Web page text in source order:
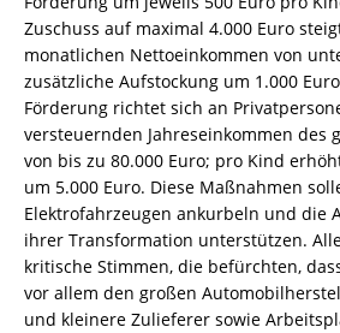
Zuschuss auf maximal 4.000 Euro
monatlichen Nettoeinkommen von
zusätzliche Aufstockung um 1.000
Förderung richtet sich an
versteuernden Jahreseinkommen des
von bis zu 80.000 Euro; pro Kind
um 5.000 Euro. Diese Maßnahmen
Elektrofahrzeugen ankurbeln und die
ihrer Transformation unterstützen.
kritische Stimmen, die befürchten,
vor allem den großen
und kleinere Zulieferer sowie